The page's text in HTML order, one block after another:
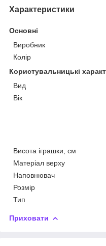
Характеристики
Основні
Виробник
Колір
Користувальницькі
Вид
Вік
Висота іграшки, см
Матеріал верху
Наповнювач
Розмір
Тип
Приховати